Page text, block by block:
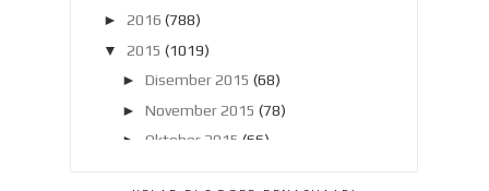
► 2016 (788)
▼
2015 (1019)
► Disember 2015 (68)
► November 2015 (78)
► Oktober 2015 (66)